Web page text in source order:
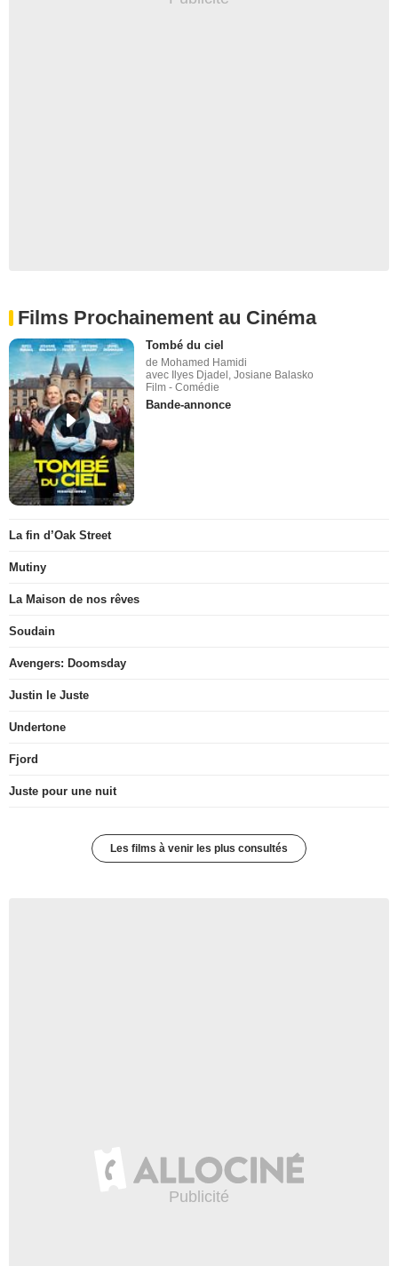
Films Prochainement au Cinéma
Tombé du ciel
de Mohamed Hamidi
avec Ilyes Djadel, Josiane Balasko
Film - Comédie
Bande-annonce
La fin d’Oak Street
Mutiny
La Maison de nos rêves
Soudain
Avengers: Doomsday
Justin le Juste
Undertone
Fjord
Juste pour une nuit
Les films à venir les plus consultés